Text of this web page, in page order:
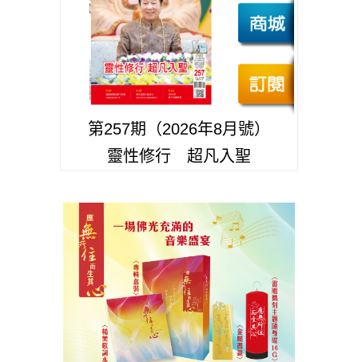
第257期（2026年8月號）
靈性修行 超凡入聖